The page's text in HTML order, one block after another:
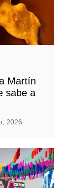
Martín
sabe a
2026